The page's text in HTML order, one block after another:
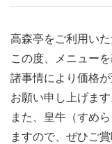
高森亭をご利用い
この度、メニュー
諸事情により価格
お願い申し上げます
また、皇牛（すめ
ますので、ぜひご賞